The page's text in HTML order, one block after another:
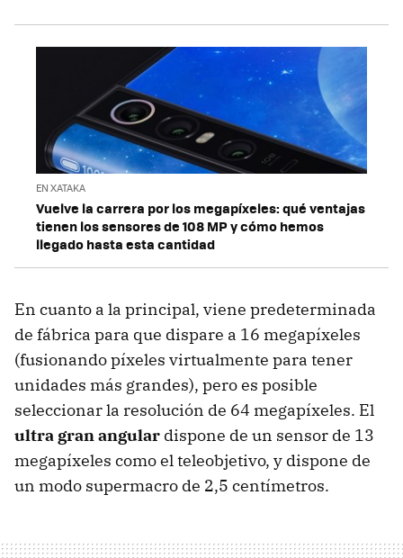
EN XATAKA
Vuelve la carrera por los megapíxeles: qué ventajas
tienen los sensores de 108 MP y cómo hemos
llegado hasta esta cantidad
En cuanto a la principal, viene predeterminada
de fábrica para que dispare a 16 megapíxeles
(fusionando píxeles virtualmente para tener
unidades más grandes), pero es posible
seleccionar la resolución de 64 megapíxeles. El
ultra gran angular dispone de un sensor de 13
megapíxeles como el teleobjetivo, y dispone de
un modo supermacro de 2,5 centímetros.